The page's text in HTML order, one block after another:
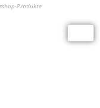
Produkte